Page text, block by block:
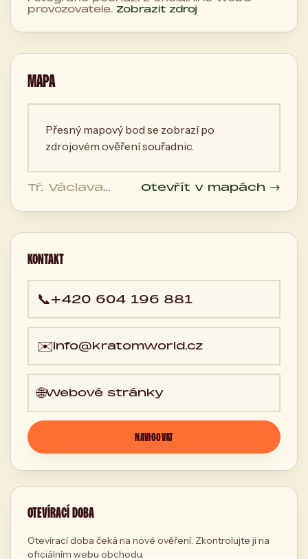
provozovatele. Zobrazit zdroj
MAPA
Přesný mapový bod se zobrazí po
zdrojovém ověření souřadnic.
Tř. Václava
Mladá Boleslav
Česká
Otevřít v mapách →
KONTAKT
📞+420 604 196 881
✉️info@kratomworld.cz
🌐Webové stránky
NAVIGOVAT
OTEVÍRACÍ DOBA
Otevírací doba čeká na nové ověření. Zkontrolujte ji na
oficiálním webu obchodu.